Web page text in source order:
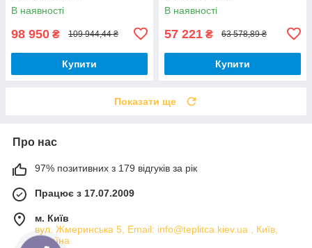
В наявності
98 950 ₴ 109 944,44 ₴
Купити
В наявності
57 221 ₴ 63 578,89 ₴
Купити
Показати ще
Про нас
97% позитивних з 179 відгуків за рік
Працює з 17.07.2009
м. Київ
вул. Жмеринська 5, Email: info@teplitca.kiev.ua , Київ,
Україна